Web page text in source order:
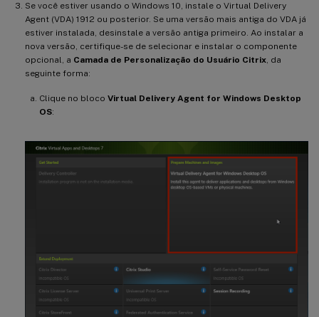
Se você estiver usando o Windows 10, instale o Virtual Delivery
Agent (VDA) 1912 ou posterior. Se uma versão mais antiga do VDA já
estiver instalada, desinstale a versão antiga primeiro. Ao instalar a
nova versão, certifique-se de selecionar e instalar o componente
opcional, a Camada de Personalização do Usuário Citrix , da
seguinte forma:
Clique no bloco Virtual Delivery Agent for Windows Desktop
OS: